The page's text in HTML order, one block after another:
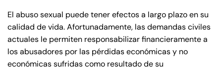
El abuso sexual puede tener efectos a largo plazo en su
calidad de vida. Afortunadamente, las demandas civiles
actuales le permiten responsabilizar financieramente a
los abusadores por las pérdidas económicas y no
económicas sufridas como resultado de su